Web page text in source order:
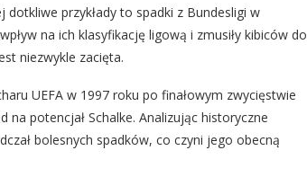
dotkliwe przykłady to spadki z Bundesligi w
na ich klasyfikację ligową i zmusiły kibiców do
niezwykle zacięta.
UEFA w 1997 roku po finałowym zwycięstwie
potencjał Schalke. Analizując historyczne
bolesnych spadków, co czyni jego obecną